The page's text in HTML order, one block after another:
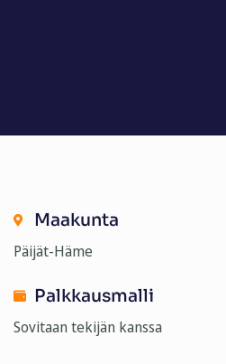
Maakunta
Päijät-Häme
Palkkausmalli
Sovitaan tekijän kanssa